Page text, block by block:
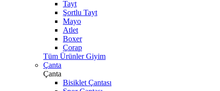
Tayt
Şortlu Tayt
Mayo
Atlet
Boxer
Çorap
Tüm Ürünler Giyim
Çanta
Çanta
Bisiklet Çantası